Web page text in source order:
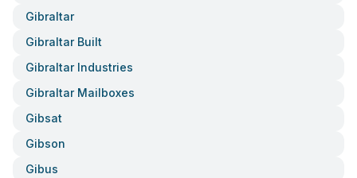
Gibraltar
Gibraltar Built
Gibraltar Industries
Gibraltar Mailboxes
Gibsat
Gibson
Gibus